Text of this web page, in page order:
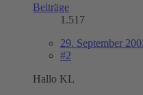
Beiträge
1.517
29. September
#2
Hallo KL